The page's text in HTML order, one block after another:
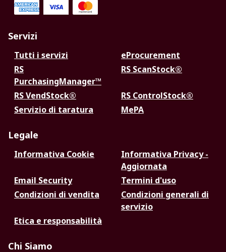
Servizi
Tutti i servizi
eProcurement
RS
PurchasingManager™
RS ScanStock®
RS VendStock®
RS ControlStock®
Servizio di taratura
MePA
Legale
Informativa Cookie
Informativa Privacy -
Aggiornata
Email Security
Termini d'uso
Condizioni di vendita
Condizioni generali di
servizio
Etica e responsabilità
Chi Siamo